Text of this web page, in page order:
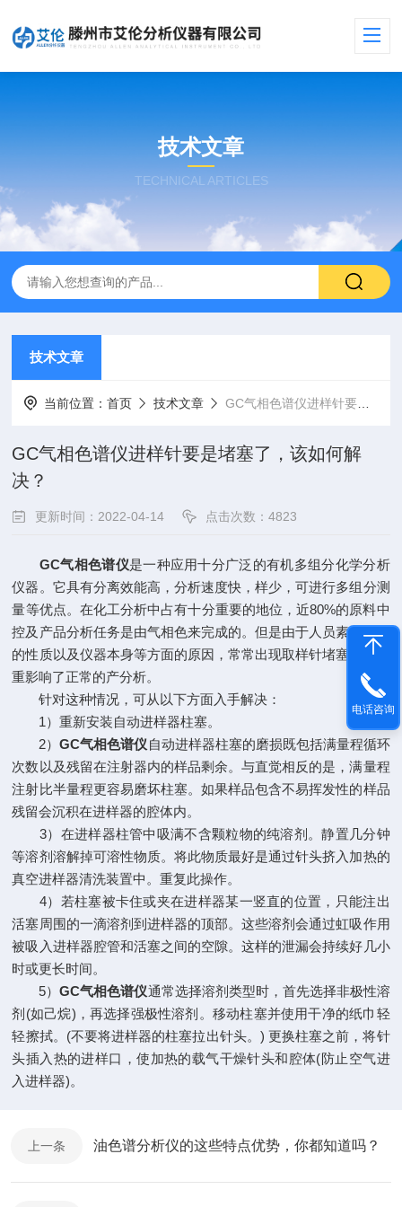
技术文章
TECHNICAL ARTICLES
技术文章
当前位置：首页 技术文章 GC气相色谱仪进样针要是堵塞了，该如何解决？
GC气相色谱仪进样针要是堵塞了，该如何解
决？
更新时间：2022-04-14 点击次数：4823
GC气相色谱仪是一种应用十分广泛的有机多组分化学分析
仪器。它具有分离效能高，分析速度快，样少，可进行多组分测
量等优点。在化工分析中占有十分重要的地位，近80%的原料中
控及产品分析任务是由气相色来完成的。但是由于人员素质样品
的性质以及仪器本身等方面的原因，常常出现取样针堵塞故障严
重影响了正常的产分析。
针对这种情况，可从以下方面入手解决：
1）重新安装自动进样器柱塞。
2）GC气相色谱仪 自动进样器柱塞的磨损既包括满量程循环
次数以及残留在注射器内的样品剩余。与直觉相反的是，满量程
注射比半量程更容易磨坏柱塞。如果样品包含不易挥发性的样品
残留会沉积在进样器的腔体内。
3）在进样器柱管中吸满不含颗粒物的纯溶剂。静置几分钟
等溶剂溶解掉可溶性物质。将此物质最好是通过针头挤入加热的
真空进样器清洗装置中。重复此操作。
4）若柱塞被卡住或夹在进样器某一竖直的位置，只能注出
活塞周围的一滴溶剂到进样器的顶部。这些溶剂会通过虹吸作用
被吸入进样器腔管和活塞之间的空隙。这样的泄漏会持续好几小
时或更长时间。
5）GC气相色谱仪通常选择溶剂类型时，首先选择非极性溶
剂(如己烷)，再选择强极性溶剂。移动柱塞并使用干净的纸巾轻
轻擦拭。(不要将进样器的柱塞拉出针头。) 更换柱塞之前，将针
头插入热的进样口，使加热的载气干燥针头和腔体(防止空气进
入进样器)。
上一条 油色谱分析仪的这些特点优势，你都知道吗？
电话咨询